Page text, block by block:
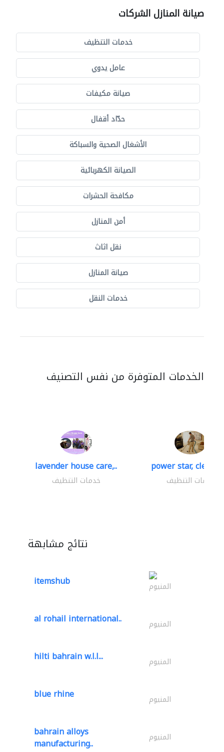
صيانة المنازل الشركات
خدمات التنظيف
عامل يدوي
صيانة مكيفات
حدّاد أقفال
الأشغال الصحية والسباكة
الصيانة الكهربائية
مكافحة الحشرات
أمن المنازل
نقل اثاث
صيانة المنازل
خدمات النقل
الخدمات المتوفرة من نفس التصنيف
lavender house care,..
خدمات التنظيف
power star,
خدمات التنظيف
نتائج مشابهة
itemshub المنيوم
al rohail international.. المنيوم
hilti bahrain w.l.l... المنيوم
blue rhine المنيوم
bahrain alloys
manufacturing.. المنيوم